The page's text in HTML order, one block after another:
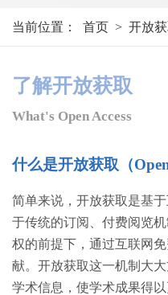
当前位置： 首页 > 开放
了解开放获取
What's Open Access
什么是开放获取（Open
简单来说，开放获取是基
于传统的订阅、付费阅览
权的前提下，通过互联网
献。开放获取这一机制大
学术信息，使学术成果得